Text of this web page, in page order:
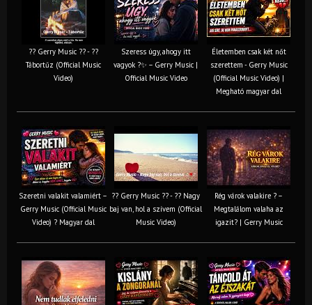
?? Gerry Music ?? - ??
Tábortűz (Official Music
Video)
Szeress úgy, ahogy itt
vagyok ?✨ – Gerry Music |
Official Music Video
Életemben csak két nőt
szerettem - Gerry Music
(Official Music Video) |
Megható magyar dal
Szeretni valakit valamiért –
Gerry Music (Official Music
Video) ? Magyar dal
?? Gerry Music ?? - ?? Nagy
baj van, hol a szívem (Official
Music Video)
Rég várok valakire ? –
Megtalálom valaha az
igazit? | Gerry Music